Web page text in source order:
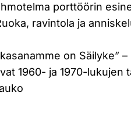
porttöörin
ravintola ja
on Säilyke”
1960- ja 1970-lukujen